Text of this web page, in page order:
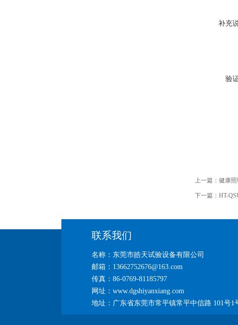
补充
验
上一篇： 健康
下一篇： HT-
联系我们
名称：东莞市皓天试验设备有限公司
邮箱：13662752676@163.com
传真：86-0769-81185797
网址：www.dgshiyanxiang.com
地址：广东省东莞市常平镇常平中信路 101号1